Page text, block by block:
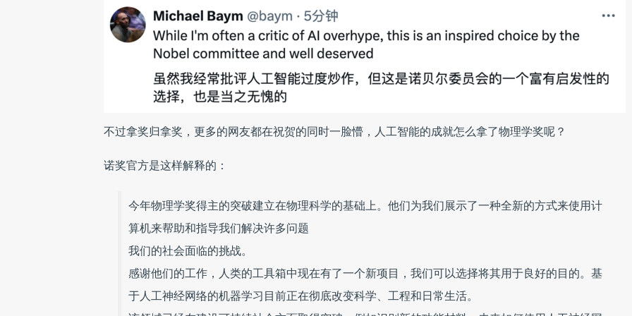
不过拿奖归拿奖，更多的网友都在祝贺的同时一脸懵，人工智能的成就怎么拿了物理学奖呢？
诺奖官方是这样解释的：
今年物理学奖得主的突破建立在物理科学的基础上。他们为我们展示了一种全新的方式来使用计
算机来帮助和指导我们解决许多问题
我们的社会面临的挑战。
感谢他们的工作，人类的工具箱中现在有了一个新项目，我们可以选择将其用于良好的目的。基
于人工神经网络的机器学习目前正在彻底改变科学、工程和日常生活。